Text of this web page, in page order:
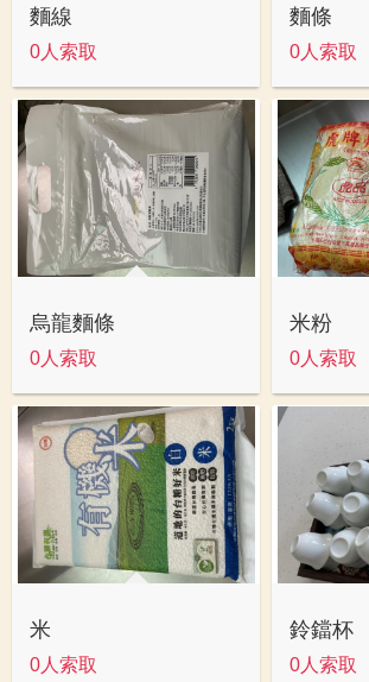
麵線
0人索取
麵條
0人索取
烏龍麵條
0人索取
米粉
0人索取
米
0人索取
鈴鐺杯
0人索取